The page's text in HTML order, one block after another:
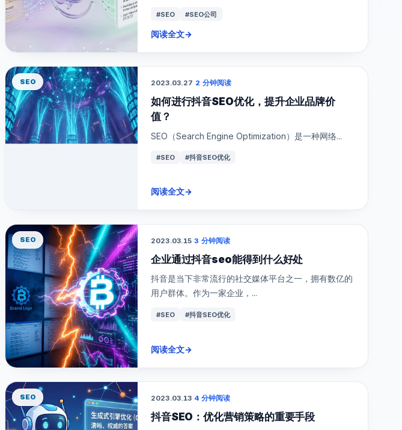
#SEO #SEO公司
阅读全文→
SEO 2023.03.27·2 分钟阅读
如何进行抖音SEO优化，提升企业品牌价
值？
SEO（Search Engine Optimization）是一种网络...
#SEO #抖音SEO优化
阅读全文→
SEO 2023.03.15·3 分钟阅读
企业通过抖音seo能得到什么好处
抖音是当下非常流行的社交媒体平台之一，拥有数亿的
用户群体。作为一家企业，...
#SEO #抖音SEO优化
阅读全文→
SEO 2023.03.13·4 分钟阅读
抖音SEO：优化营销策略的重要手段